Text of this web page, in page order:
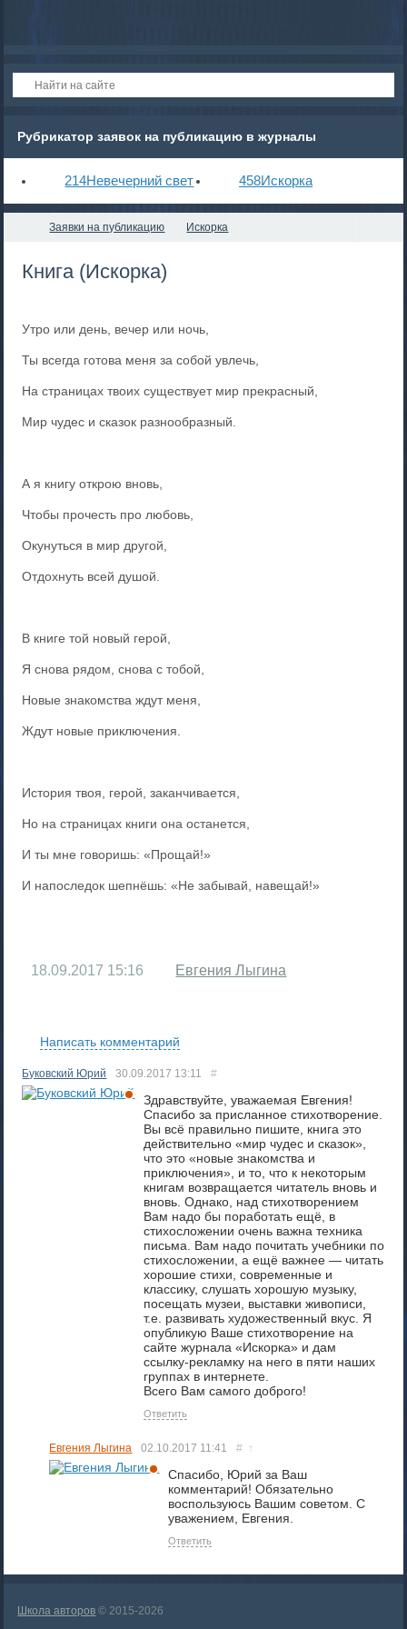
Рубрикатор заявок на публикацию в журналы
214Невечерний свет 458Искорка
Заявки на публикацию Искорка
Книга (Искорка)
Утро или день, вечер или ночь,
Ты всегда готова меня за собой увлечь,
На страницах твоих существует мир прекрасный,
Мир чудес и сказок разнообразный.
А я книгу открою вновь,
Чтобы прочесть про любовь,
Окунуться в мир другой,
Отдохнуть всей душой.
В книге той новый герой,
Я снова рядом, снова с тобой,
Новые знакомства ждут меня,
Ждут новые приключения.
История твоя, герой, заканчивается,
Но на страницах книги она останется,
И ты мне говоришь: «Прощай!»
И напоследок шепнёшь: «Не забывай, навещай!»
18.09.2017 15:16 Евгения Лыгина
Написать комментарий
Буковский Юрий 30.09.2017 13:11 #
Здравствуйте, уважаемая Евгения!
Спасибо за присланное стихотворение.
Вы всё правильно пишите, книга это
действительно «мир чудес и сказок»,
что это «новые знакомства и
приключения», и то, что к некоторым
книгам возвращается читатель вновь и
вновь. Однако, над стихотворением
Вам надо бы поработать ещё, в
стихосложении очень важна техника
письма. Вам надо почитать учебники по
стихосложении, а ещё важнее — читать
хорошие стихи, современные и
классику, слушать хорошую музыку,
посещать музеи, выставки живописи,
т.е. развивать художественный вкус. Я
опубликую Ваше стихотворение на
сайте журнала «Искорка» и дам
ссылку-рекламку на него в пяти наших
группах в интернете.
Всего Вам самого доброго!
Ответить
Евгения Лыгина 02.10.2017 11:41 # ↑
Спасибо, Юрий за Ваш
комментарий! Обязательно
воспользуюсь Вашим советом. С
уважением, Евгения.
Ответить
Школа авторов © 2015-2026